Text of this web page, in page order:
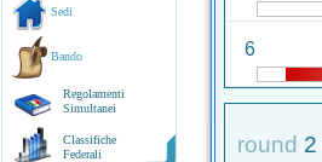
Sedi
Bando
Regolamenti
Simultanei
Classifiche
Federali
6
round 2